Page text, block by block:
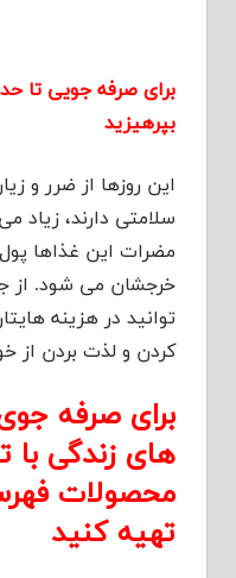
برای صرفه جویی تا
بپرهیزید
این روزها از ضرر و
سلامتی دارند، زیاد
مضرات این غذاها
خرجشان می شود. از
توانید در هزینه
کردن و لذت بردن از
برای صرفه
های زندگی با
محصولات
تهیه کنید